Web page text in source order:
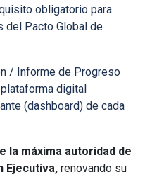
obligatorio para
del Pacto Global de
/ Informe de Progreso
digital
(dashboard) de cada
la máxima autoridad de
Ejecutiva, renovando su